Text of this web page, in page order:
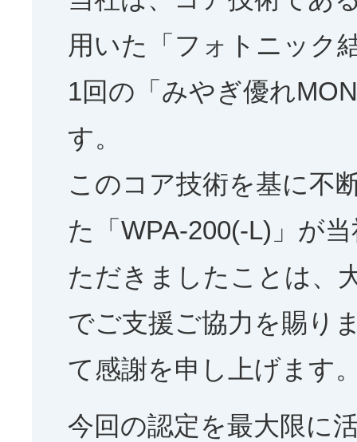
用いた「フォトニック
1回の「みやぎ優れ
す。
このコア技術を基に不
た「WPA-200(-L)」が
ただきましたことは、
でご支援ご協力を賜り
て感謝を申し上げます
今回の認定を最大限に